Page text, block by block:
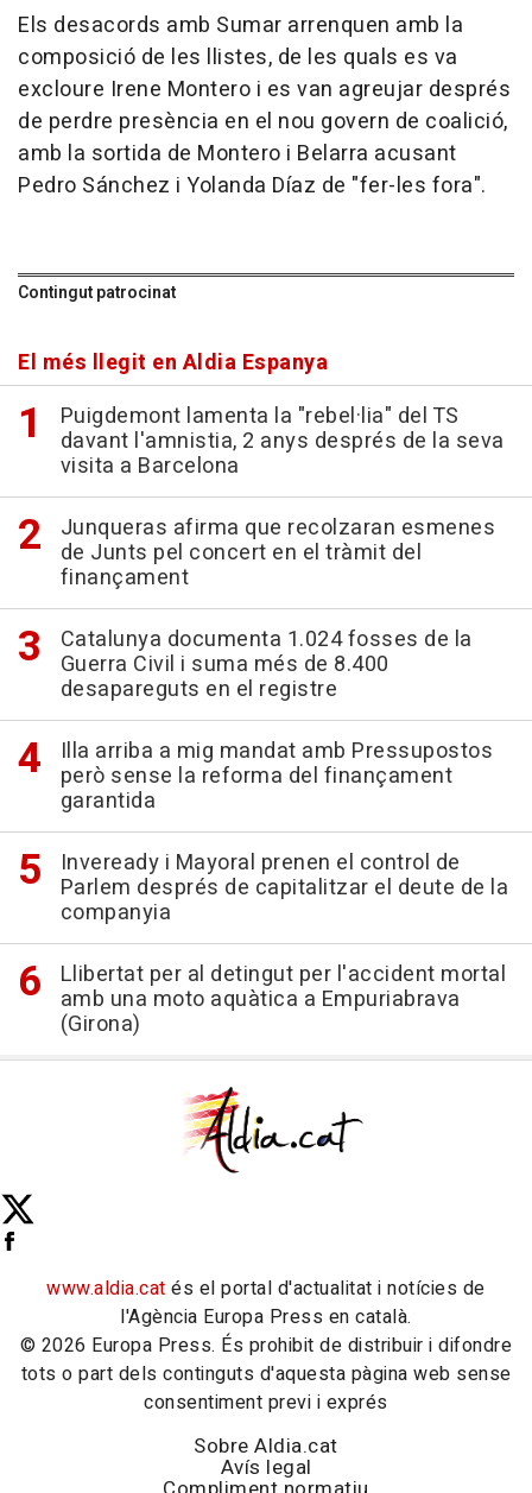
Els desacords amb Sumar arrenquen amb la
composició de les llistes, de les quals es va
excloure Irene Montero i es van agreujar després
de perdre presència en el nou govern de coalició,
amb la sortida de Montero i Belarra acusant
Pedro Sánchez i Yolanda Díaz de "fer-les fora".
Contingut patrocinat
El més llegit en Aldia Espanya
Puigdemont lamenta la "rebel·lia" del TS
davant l'amnistia, 2 anys després de la seva
visita a Barcelona
Junqueras afirma que recolzaran esmenes
de Junts pel concert en el tràmit del
finançament
Catalunya documenta 1.024 fosses de la
Guerra Civil i suma més de 8.400
desapareguts en el registre
Illa arriba a mig mandat amb Pressupostos
però sense la reforma del finançament
garantida
Inveready i Mayoral prenen el control de
Parlem després de capitalitzar el deute de la
companyia
Llibertat per al detingut per l'accident mortal
amb una moto aquàtica a Empuriabrava
(Girona)
www.aldia.cat és el portal d'actualitat i notícies de
l'Agència Europa Press en català.
© 2026 Europa Press. És prohibit de distribuir i difondre
tots o part dels continguts d'aquesta pàgina web sense
consentiment previ i exprés
Sobre Aldia.cat
Avís legal